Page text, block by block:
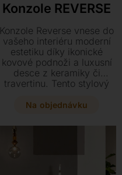
Konzole REVERSE
Konzole Reverse vnese do
vašeho interiéru moderní
estetiku díky ikonické
kovové podnoži a luxusní
desce z keramiky či
travertinu. Tento stylový
45 x 74 cm je ideálním
reprezentativní prostory i
Na objednávku